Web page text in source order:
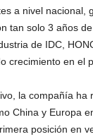
a nivel nacional,
tan solo 3 años
de IDC,
crecimiento en el
la compañía ha
China y Europa
posición en